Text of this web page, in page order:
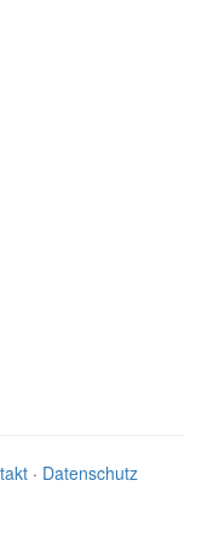
· Datenschutz